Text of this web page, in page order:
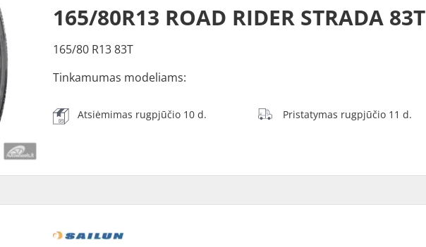
165/80R13 ROAD RIDER STRADA 83T
165/80 R13 83T
Tinkamumas modeliams:
Atsiėmimas rugpjūčio 10 d. Pristatymas rugpjūčio 11 d.